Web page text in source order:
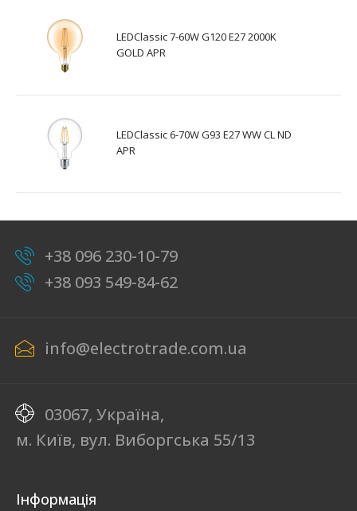
LEDClassic 7-60W G120 E27 2000K
GOLD APR
LEDClassic 6-70W G93 E27 WW CL ND
APR
+38 096 230-10-79
+38 093 549-84-62
info@electrotrade.com.ua
03067, Україна,
м. Київ, вул. Виборгська 55/13
Інформація